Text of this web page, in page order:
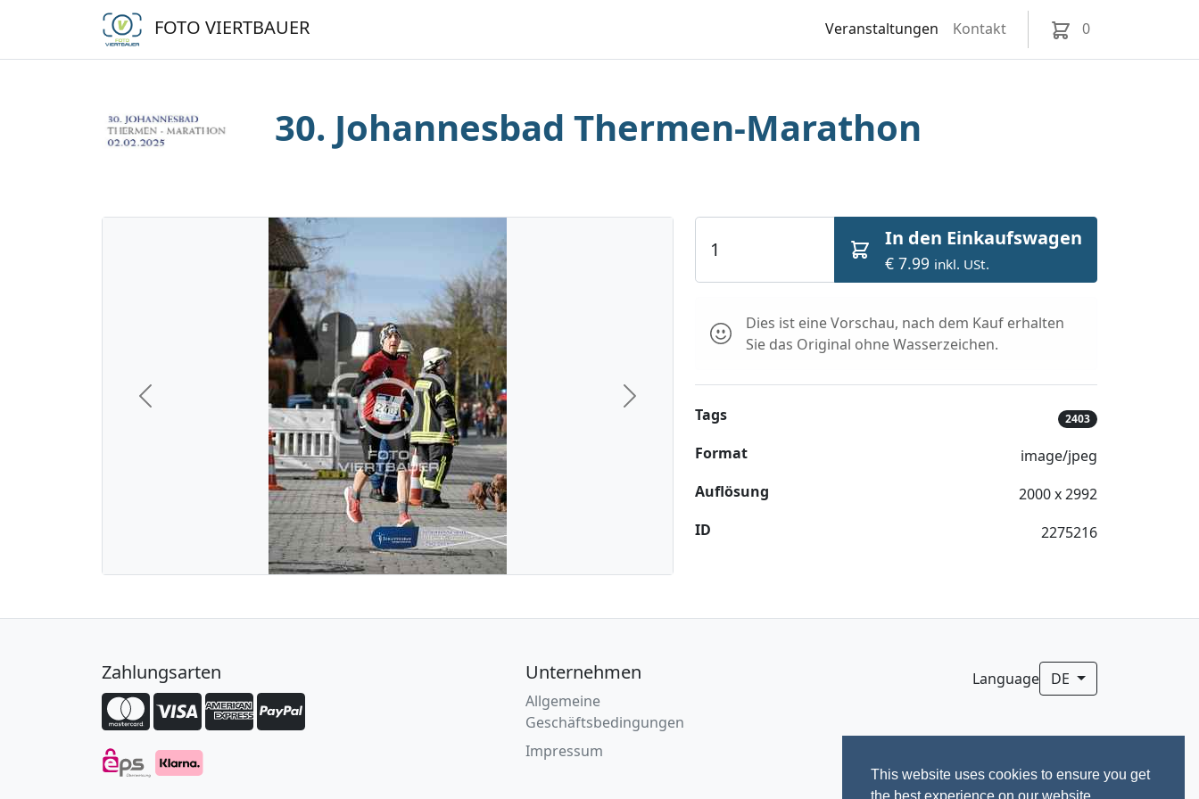
This website uses cookies to ensure you get
FOTO VIERTBAUER Veranstaltungen Kontakt 0
30. Johannesbad Thermen-Marathon
Previous Next
In den Einkaufswagen
€ 7.99 inkl. USt.
Dies ist eine Vorschau, nach dem Kauf erhalten
Sie das Original ohne Wasserzeichen.
Tags 2403
Format
image/jpeg
Auflösung
2000 x 2992
ID
2275216
Zahlungsarten Unternehmen
Allgemeine
Geschäftsbedingungen
Impressum
Language DE